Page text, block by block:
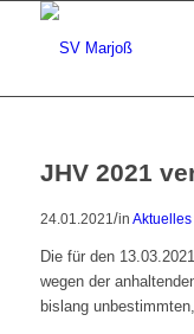
JHV 2021
24.01.2021 /in Aktuelles
Die für den
wegen der
bislang